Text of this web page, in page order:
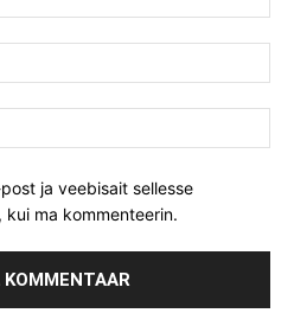
ja veebisait sellesse
kui ma kommenteerin.